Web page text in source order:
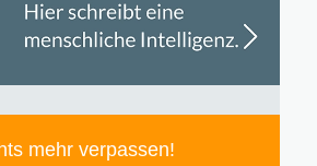
mehr verpassen!